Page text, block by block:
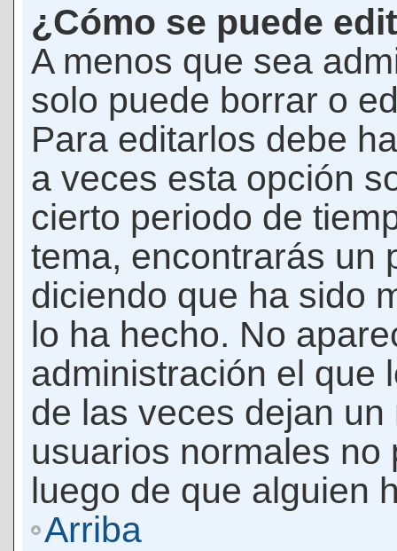
¿Cómo se puede
A menos que sea
solo puede borrar o
Para editarlos debe
a veces esta opción
cierto periodo de
tema, encontrarás un
diciendo que ha sido
lo ha hecho. No
administración el que
de las veces dejan
usuarios normales
luego de que alguien
Arriba